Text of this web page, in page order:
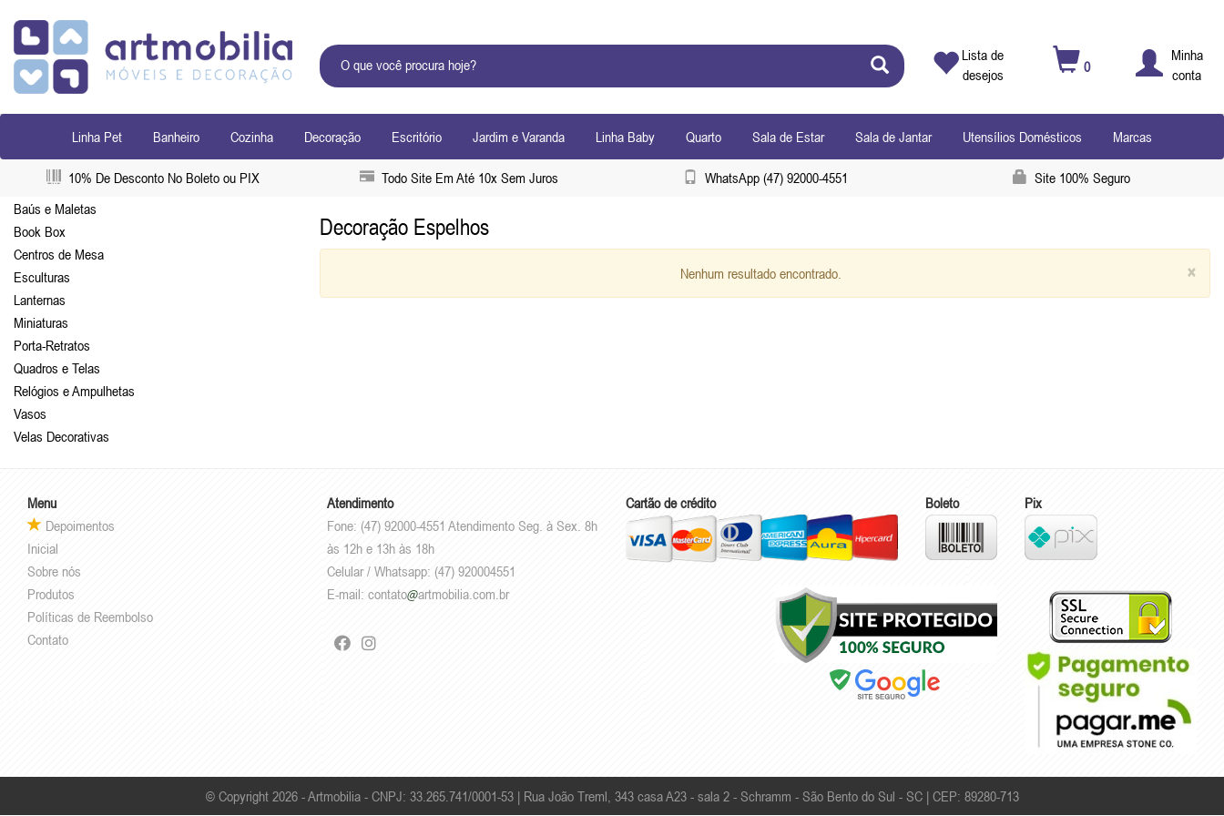
Lista de
desejos
0
Minha
conta
Linha Pet Banheiro Cozinha Decoração Escritório Jardim e Varanda Linha Baby Quarto Sala de Estar Sala de Jantar Utensílios Domésticos Marcas
10% De Desconto No Boleto ou PIX Todo Site Em Até 10x Sem Juros WhatsApp (47) 92000-4551
Site 100% Seguro
Baús e Maletas
Book Box
Centros de Mesa
Esculturas
Lanternas
Miniaturas
Porta-Retratos
Quadros e Telas
Relógios e Ampulhetas
Vasos
Velas Decorativas
Decoração Espelhos
×
Nenhum resultado encontrado.
Menu
Depoimentos
Inicial
Sobre nós
Produtos
Políticas de Reembolso
Contato
Atendimento
Fone: (47) 92000-4551 Atendimento Seg. à Sex. 8h
às 12h e 13h às 18h
Celular / Whatsapp: (47) 920004551
E-mail: contato artmobilia.com.br
Cartão de crédito Boleto Pix
© Copyright 2026 - Artmobilia - CNPJ: 33.265.741/0001-53 | Rua João Treml, 343 casa A23 - sala 2 - Schramm - São Bento do Sul - SC | CEP: 89280-713